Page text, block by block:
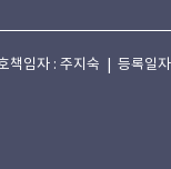
임자 : 주지숙 | 등록일